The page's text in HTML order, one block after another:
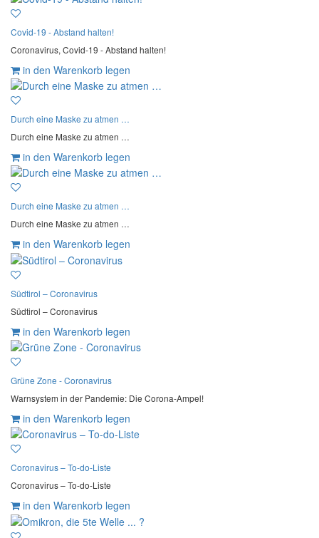
Covid-19 - Abstand halten!
Coronavirus, Covid-19 - Abstand halten!
in den Warenkorb legen
Durch eine Maske zu atmen …
Durch eine Maske zu atmen …
in den Warenkorb legen
Durch eine Maske zu atmen …
Durch eine Maske zu atmen …
in den Warenkorb legen
Südtirol – Coronavirus
Südtirol – Coronavirus
in den Warenkorb legen
Grüne Zone - Coronavirus
Warnsystem in der Pandemie: Die Corona-Ampel!
in den Warenkorb legen
Coronavirus – To-do-Liste
Coronavirus – To-do-Liste
in den Warenkorb legen